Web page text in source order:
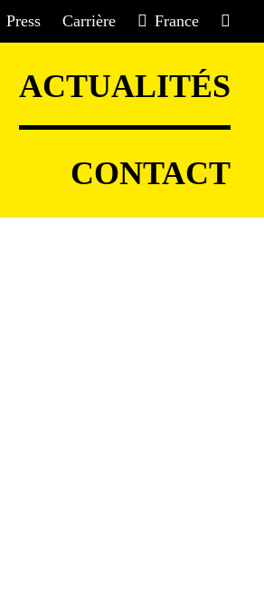
Press Carrière France
ACTUALITÉS
CONTACT